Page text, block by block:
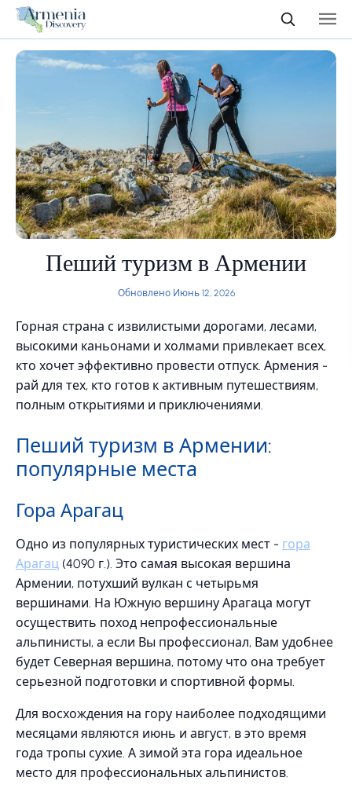
Пеший туризм в Армении
Обновлено Июнь 12, 2026
Горная страна с извилистыми дорогами, лесами,
высокими каньонами и холмами привлекает всех,
кто хочет эффективно провести отпуск. Армения -
рай для тех, кто готов к активным путешествиям,
полным открытиями и приключениями.
Пеший туризм в Армении:
популярные места
Гора Арагац
Одно из популярных туристических мест - гора
Арагац (4090 г.). Это самая высокая вершина
Армении, потухший вулкан с четырьмя
вершинами. На Южную вершину Арагаца могут
осуществить поход непрофессиональные
альпинисты, а если Вы профессионал, Вам удобнее
будет Северная вершина, потому что она требует
серьезной подготовки и спортивной формы.
Для восхождения на гору наиболее подходящими
месяцами являются июнь и август, в это время
года тропы сухие. А зимой эта гора идеальное
место для профессиональных альпинистов.